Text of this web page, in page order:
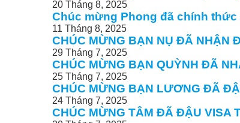
20 Tháng 8, 2025
Chúc mừng Phong đã chính thức
11 Tháng 8, 2025
CHÚC MỪNG BẠN NỤ ĐÃ NHẬN
29 Tháng 7, 2025
CHÚC MỪNG BẠN QUỲNH ĐÃ
25 Tháng 7, 2025
CHÚC MỪNG BẠN LƯƠNG ĐÃ
24 Tháng 7, 2025
CHÚC MỪNG TÂM ĐÃ ĐẬU VISA